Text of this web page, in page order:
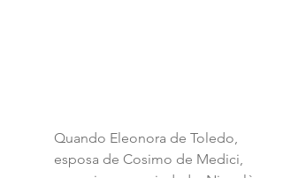
Quando Eleonora de Toledo,
esposa de Cosimo de Medici,